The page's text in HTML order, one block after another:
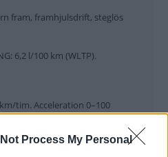
Not Process My Personal
fram, framhjulsdrift, steglös
6,2 l/100 km (WLTP).
tim. Acceleration 0–100
ηη/4